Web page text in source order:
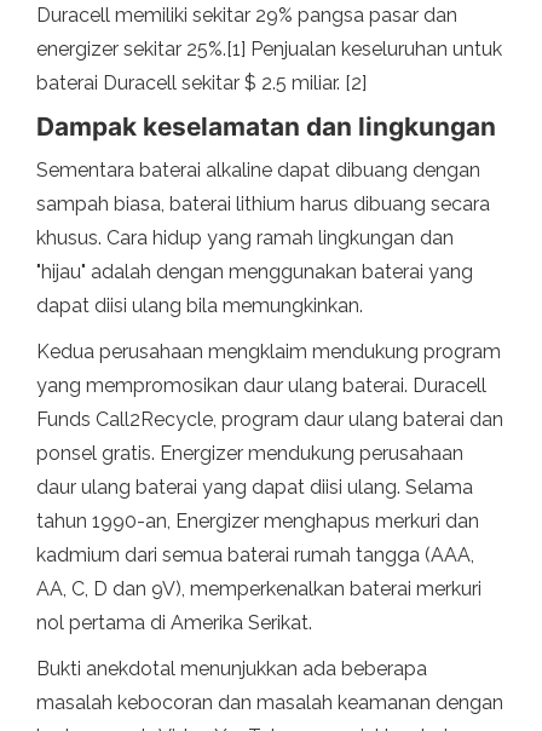
Duracell memiliki sekitar 29% pangsa pasar dan
energizer sekitar 25%.[1] Penjualan keseluruhan untuk
baterai Duracell sekitar $ 2.5 miliar. [2]
Dampak keselamatan dan lingkungan
Sementara baterai alkaline dapat dibuang dengan
sampah biasa, baterai lithium harus dibuang secara
khusus. Cara hidup yang ramah lingkungan dan
"hijau" adalah dengan menggunakan baterai yang
dapat diisi ulang bila memungkinkan.
Kedua perusahaan mengklaim mendukung program
yang mempromosikan daur ulang baterai. Duracell
Funds Call2Recycle, program daur ulang baterai dan
ponsel gratis. Energizer mendukung perusahaan
daur ulang baterai yang dapat diisi ulang. Selama
tahun 1990-an, Energizer menghapus merkuri dan
kadmium dari semua baterai rumah tangga (AAA,
AA, C, D dan 9V), memperkenalkan baterai merkuri
nol pertama di Amerika Serikat.
Bukti anekdotal menunjukkan ada beberapa
masalah kebocoran dan masalah keamanan dengan